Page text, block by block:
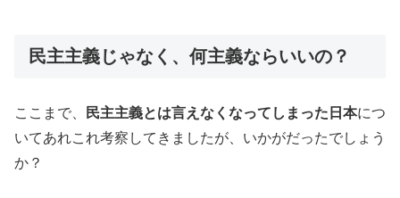
民主主義じゃなく、何主義ならいいの？
ここまで、 民主主義とは言えなくなってしまった日本につ
いてあれこれ考察してきましたが、いかがだったでしょう
か？